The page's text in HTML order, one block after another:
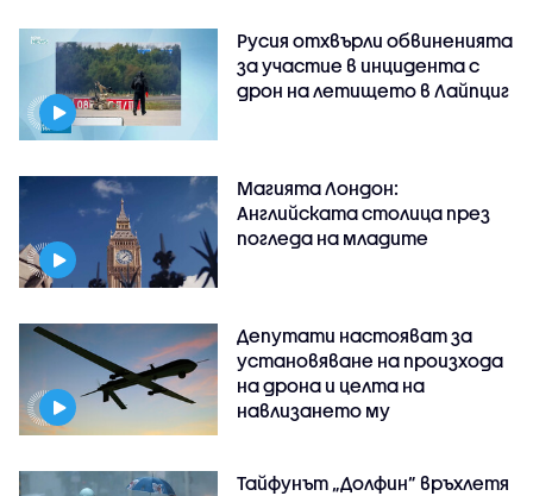
Русия отхвърли обвиненията
за участие в инцидента с
дрон на летището в Лайпциг
Магията Лондон:
Английската столица през
погледа на младите
Депутати настояват за
установяване на произхода
на дрона и целта на
навлизането му
Тайфунът „Долфин” връхлетя